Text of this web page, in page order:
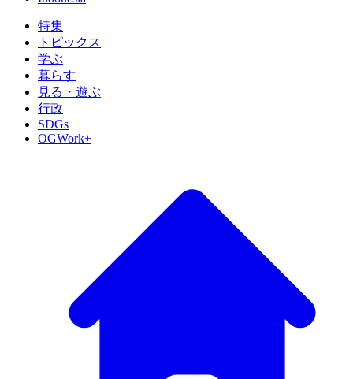
特集
トピックス
学ぶ
暮らす
見る・遊ぶ
行政
SDGs
OGWork+